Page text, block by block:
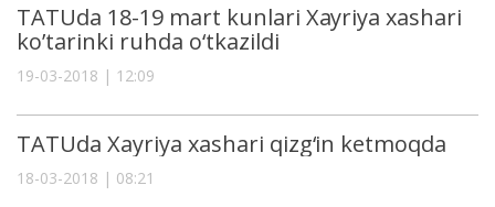
TATUda 18-19 mart kunlari Xayriya xashari
ko’tarinki ruhda o‘tkazildi
19-03-2018 | 12:09
TATUda Xayriya xashari qizg‘in ketmoqda
18-03-2018 | 08:21